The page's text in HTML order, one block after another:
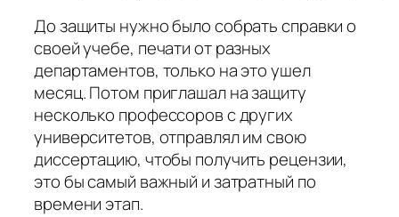
До защиты нужно было собрать справки о
своей учебе, печати от разных
департаментов, только на это ушел
месяц. Потом приглашал на защиту
несколько профессоров с других
университетов, отправлял им свою
диссертацию, чтобы получить рецензии,
это бы самый важный и затратный по
времени этап.